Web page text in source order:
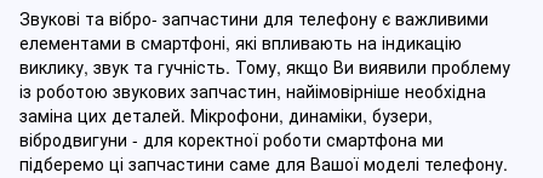
Звукові та вібро- запчастини для телефону є важливими
елементами в смартфоні, які впливають на індикацію
виклику, звук та гучність. Тому, якщо Ви виявили проблему
із роботою звукових запчастин, найімовірніше необхідна
заміна цих деталей. Мікрофони, динаміки, бузери,
вібродвигуни - для коректної роботи смартфона ми
підберемо ці запчастини саме для Вашої моделі телефону.